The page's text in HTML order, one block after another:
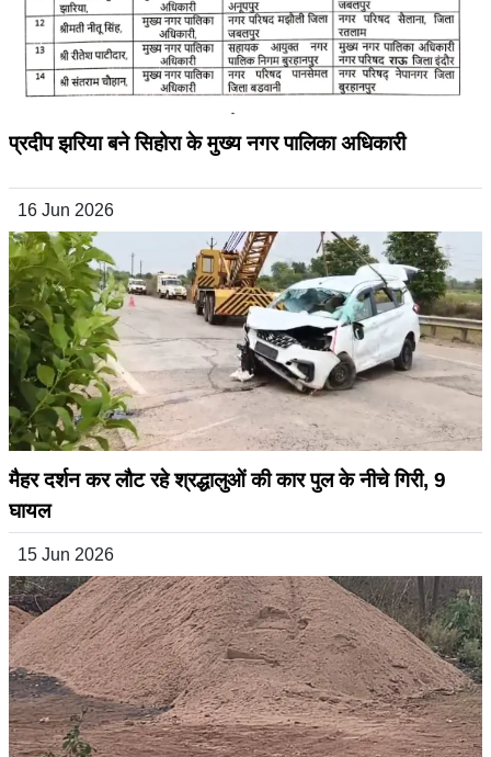
प्रदीप झरिया बने सिहोरा के मुख्य नगर पालिका अधिकारी
16 Jun 2026
मैहर दर्शन कर लौट रहे श्रद्धालुओं की कार पुल के नीचे गिरी, 9
घायल
15 Jun 2026